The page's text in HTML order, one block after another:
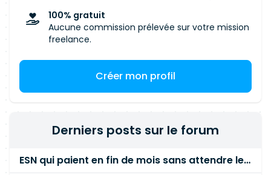
100% gratuit
Aucune commission prélevée sur votre mission
freelance.
Créer mon profil
Derniers posts sur le forum
ESN qui paient en fin de mois sans attendre le paiement client ?